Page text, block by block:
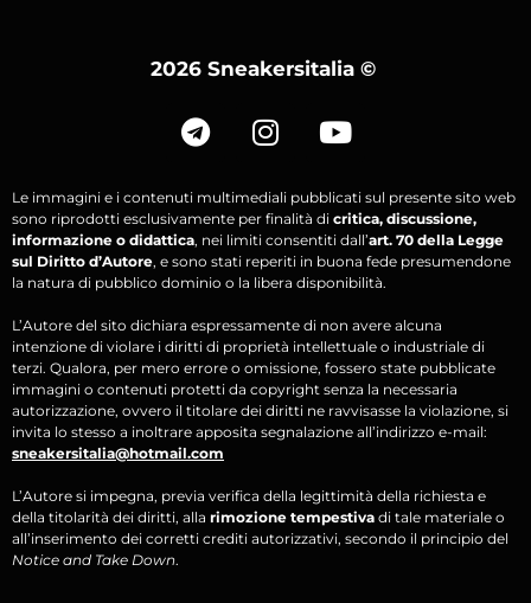
2026 Sneakersitalia ©
Le immagini e i contenuti multimediali pubblicati sul presente sito web
sono riprodotti esclusivamente per finalità di critica, discussione,
informazione o didattica, nei limiti consentiti dall’art. 70 della Legge
sul Diritto d’Autore, e sono stati reperiti in buona fede presumendone
la natura di pubblico dominio o la libera disponibilità.
L’Autore del sito dichiara espressamente di non avere alcuna
intenzione di violare i diritti di proprietà intellettuale o industriale di
terzi. Qualora, per mero errore o omissione, fossero state pubblicate
immagini o contenuti protetti da copyright senza la necessaria
autorizzazione, ovvero il titolare dei diritti ne ravvisasse la violazione, si
invita lo stesso a inoltrare apposita segnalazione all’indirizzo e-mail:
sneakersitalia@hotmail.com
L’Autore si impegna, previa verifica della legittimità della richiesta e
della titolarità dei diritti, alla rimozione tempestiva di tale materiale o
all’inserimento dei corretti crediti autorizzativi, secondo il principio del
Notice and Take Down.